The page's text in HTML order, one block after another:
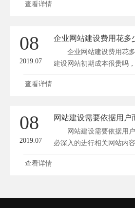
查看详情
08
2019.07
企业网站建设费用花多
企业网站建设费用花
建设网站初期成本很贵吗
查看详情
08
2019.07
网站建设需要依据用户
网站建设需要依据用
必深入的进行相关网站内
查看详情